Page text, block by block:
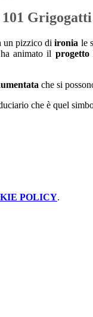
Grigogatti
un pizzico diironia le
animato il progetto
che si
che è quel
POLICY.